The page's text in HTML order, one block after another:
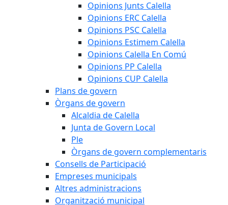
Opinions Junts Calella
Opinions ERC Calella
Opinions PSC Calella
Opinions Estimem Calella
Opinions Calella En Comú
Opinions PP Calella
Opinions CUP Calella
Plans de govern
Òrgans de govern
Alcaldia de Calella
Junta de Govern Local
Ple
Òrgans de govern complementaris
Consells de Participació
Empreses municipals
Altres administracions
Organització municipal